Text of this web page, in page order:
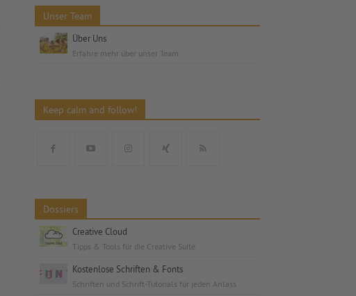
Unser Team
Über Uns
Erfahre mehr über unser Team
Keep calm and follow!
Dossiers
Creative Cloud
Tipps & Tools für die Creative Suite
Kostenlose Schriften & Fonts
Schriften und Schrift-Tutorials für jeden Anlass